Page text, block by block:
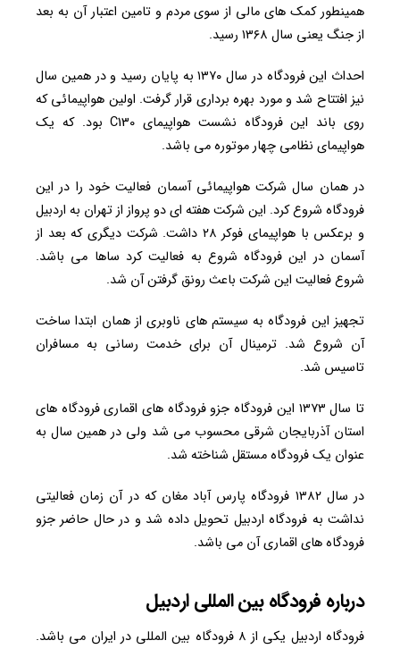
همینطور کمک های مالی از سوی مردم و تامین اعتبار آن به بعد
از جنگ یعنی سال ۱۳۶۸ رسید.
احداث این فرودگاه در سال ۱۳۷۰ به پایان رسید و در همین سال
نیز افتتاح شد و مورد بهره برداری قرار گرفت. اولین هواپیمائی که
روی باند این فرودگاه نشست هواپیمای C130 بود. که یک
هواپیمای نظامی چهار موتوره می باشد.
در همان سال شرکت هواپیمائی آسمان فعالیت خود را در این
فرودگاه شروع کرد. این شرکت هفته ای دو پرواز از تهران به اردبیل
و برعکس با هواپیمای فوکر ۲۸ داشت. شرکت دیگری که بعد از
آسمان در این فرودگاه شروع به فعالیت کرد ساها می باشد.
شروع فعالیت این شرکت باعث رونق گرفتن آن شد.
تجهیز این فرودگاه به سیستم های ناوبری از همان ابتدا ساخت
آن شروع شد. ترمینال آن برای خدمت رسانی به مسافران
تاسیس شد.
تا سال ۱۳۷۳ این فرودگاه جزو فرودگاه های اقماری فرودگاه های
استان آذربایجان شرقی محسوب می شد ولی در همین سال به
عنوان یک فرودگاه مستقل شناخته شد.
در سال ۱۳۸۲ فرودگاه پارس آباد مغان که در آن زمان فعالیتی
نداشت به فرودگاه اردبیل تحویل داده شد و در حال حاضر جزو
فرودگاه های اقماری آن می باشد.
درباره فرودگاه بین المللی اردبیل
فرودگاه اردبیل یکی از ۸ فرودگاه بین المللی در ایران می باشد.